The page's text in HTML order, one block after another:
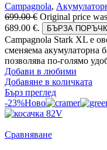
Campagnola,
699.00€ Original price
689.00 €.
БЪРЗА
Campagnola Stark XL е
сменяема акумулаторна
позволява по-голямо
Добави в любими
Добавяне в количката
Бърз преглед
-23%Ново
Сравняване